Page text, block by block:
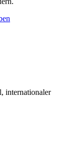
internationaler